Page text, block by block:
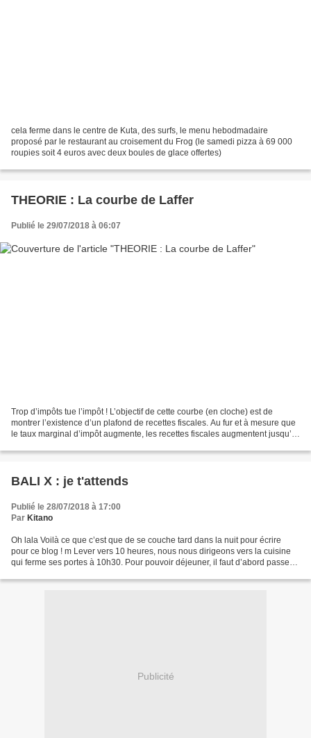
cela ferme dans le centre de Kuta, des surfs, le menu hebodmadaire
proposé par le restaurant au croisement du Frog (le samedi pizza à 69 000
roupies soit 4 euros avec deux boules de glace offertes)
THEORIE : La courbe de Laffer
Publié le 29/07/2018 à 06:07
Trop d’impôts tue l’impôt ! L’objectif de cette courbe (en cloche) est de
montrer l’existence d’un plafond de recettes fiscales. Au fur et à mesure que
le taux marginal d’impôt augmente, les recettes fiscales augmentent jusqu’à
BALI X : je t'attends
Publié le 28/07/2018 à 17:00
Par Kitano
Oh lala Voilà ce que c’est que de se couche tard dans la nuit pour écrire
pour ce blog ! m Lever vers 10 heures, nous nous dirigeons vers la cuisine
qui ferme ses portes à 10h30. Pour pouvoir déjeuner, il faut d’abord passer
Publicité